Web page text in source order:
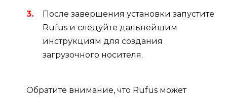
После завершения установки запустите
Rufus и следуйте дальнейшим
инструкциям для создания
загрузочного носителя.
Обратите внимание, что Rufus может